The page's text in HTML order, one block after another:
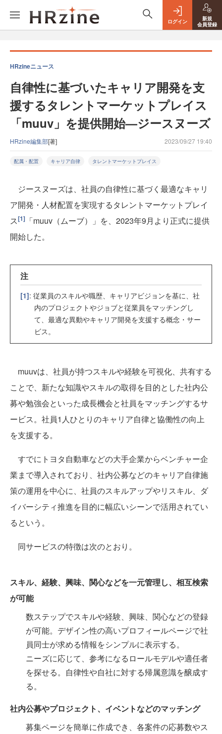
ログイン
新規
会員登録
HRzineニュース
自律性に基づいたキャリア開発を支
援するタレントマーケットプレイス
「muuv」を提供開始—ジースヌーズ
HRzine編集部[著] 2023/09/27 19:40
配属・配置 キャリア自律 タレントマーケットプレイス
ジースヌーズは、社員の自律性に基づく最適なキャリ
ア開発・人材配置を実現するタレントマーケットプレイ
ス[1] 「muuv（ムーブ）」を、2023年9月より正式に提供
開始した。
注
[1]: 従業員のスキルや職歴、キャリアビジョンを基に、社
内のプロジェクトやジョブと従業員をマッチングし
て、最適な異動やキャリア開発を支援する概念・サー
ビス。
muuvは、社員が持つスキルや経験を可視化、共有する
ことで、新たな知識やスキルの取得を目的とした社内公
募や勉強会といった成長機会と社員をマッチングするサ
ービス。社員1人ひとりのキャリア自律と協働性の向上
を支援する。
すでにトヨタ自動車などの大手企業からベンチャー企
業まで導入されており、社内公募などのキャリア自律施
策の運用を中心に、社員のスキルアップやリスキル、ダ
イバーシティ推進を目的に幅広いシーンで活用されてい
るという。
同サービスの特徴は次のとおり。
スキル、経験、興味、関心などを一元管理し、相互検索
が可能
数ステップでスキルや経験、興味、関心などの登録
が可能。デザイン性の高いプロフィールページで社
員同士が求める情報をシンプルに表示する。
ニーズに応じて、参考になるロールモデルや適任者
を探せる。自律性や自社に対する帰属意識を醸成す
る。
社内公募やプロジェクト、イベントなどのマッチング
募集ページを簡単に作成でき、各案件の応募数やス